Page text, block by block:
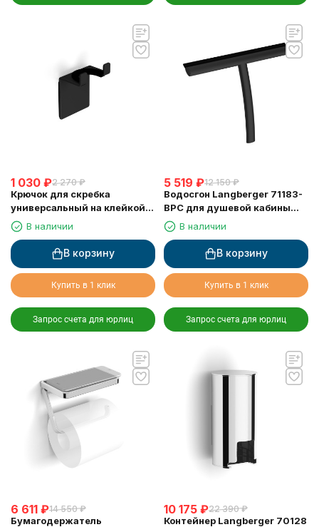
1 030 ₽2 270 ₽
Крючок для скребка
универсальный на клейкой
основе LANGBERGER 75183-
10-00-BPC черный
В наличии
В корзину
Купить в 1 клик
Запрос счета для юрлиц
5 519 ₽12 150 ₽
Водосгон Langberger 71183-
BPC для душевой кабины
черныйВ наличии
В корзину
Купить в 1 клик
Запрос счета для юрлиц
6 611 ₽14 550 ₽
Бумагодержатель
10 175 ₽22 390 ₽
Контейнер Langberger 70128